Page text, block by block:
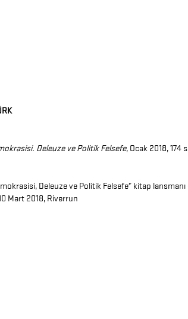
Deleuze ve Politik Felsefe, Ocak 2018, 174
Deleuze ve Politik Felsefe” kitap lansmanı
Mart 2018, Riverrun